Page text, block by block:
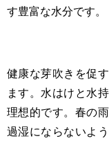
す豊富な水分です。
健康な芽吹きを促
ます。水はけと水
理想的です。春の
過湿にならないよ